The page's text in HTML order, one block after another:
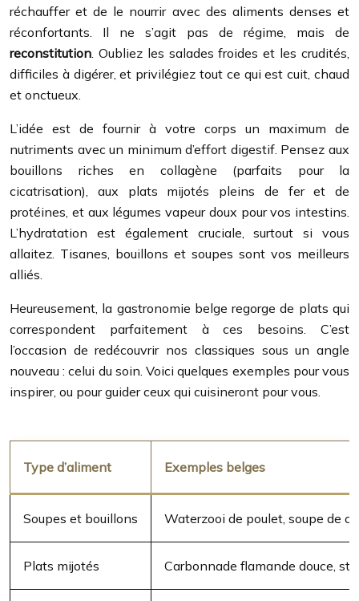
réchauffer et de le nourrir avec des aliments denses et
réconfortants. Il ne s’agit pas de régime, mais de
reconstitution . Oubliez les salades froides et les crudités,
difficiles à digérer, et privilégiez tout ce qui est cuit, chaud
et onctueux.
L’idée est de fournir à votre corps un maximum de
nutriments avec un minimum d’effort digestif. Pensez aux
bouillons riches en collagène (parfaits pour la
cicatrisation), aux plats mijotés pleins de fer et de
protéines, et aux légumes vapeur doux pour vos intestins.
L’hydratation est également cruciale, surtout si vous
allaitez. Tisanes, bouillons et soupes sont vos meilleurs
alliés.
Heureusement, la gastronomie belge regorge de plats qui
correspondent parfaitement à ces besoins. C’est
l’occasion de redécouvrir nos classiques sous un angle
nouveau : celui du soin. Voici quelques exemples pour vous
inspirer, ou pour guider ceux qui cuisineront pour vous.
Type d’aliment Exemples belges
Soupes et bouillons Waterzooi de poulet, soupe de
Plats mijotés Carbonnade flamande douce,